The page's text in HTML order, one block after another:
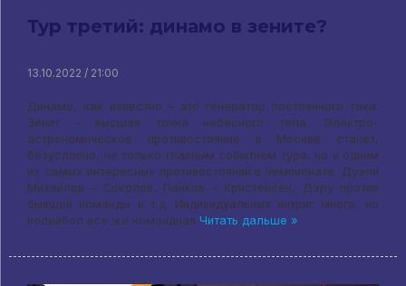
Тур третий: динамо в зените?
13.10.2022 / 21:00
Динамо, как известно – это генератор постоянного тока.
Зенит – высшая точка небесного тела. Электро-
астрономическое противостояние в Москве станет,
безусловно, не только главным событием тура, но и одним
из самых интересных противостояний в чемпионате. Дуэли
Михайлов – Соколов, Панков – Кристенсен, Дэру против
бывшей команды и т.д. Индивидуальных интриг много, но
волейбол все же командная Читать дальше »